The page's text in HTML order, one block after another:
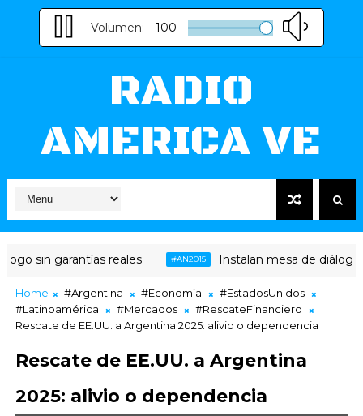
Volumen: 100
RADIO
AMERICA VE
sin garantías reales #AN2015 Instalan mesa de diálogo
Home #Argentina #Economía
#EstadosUnidos
#Latinoamérica
#Mercados
#RescateFinanciero
Rescate de EE.UU. a Argentina 2025: alivio o dependencia
Rescate de EE.UU. a Argentina
2025: alivio o dependencia